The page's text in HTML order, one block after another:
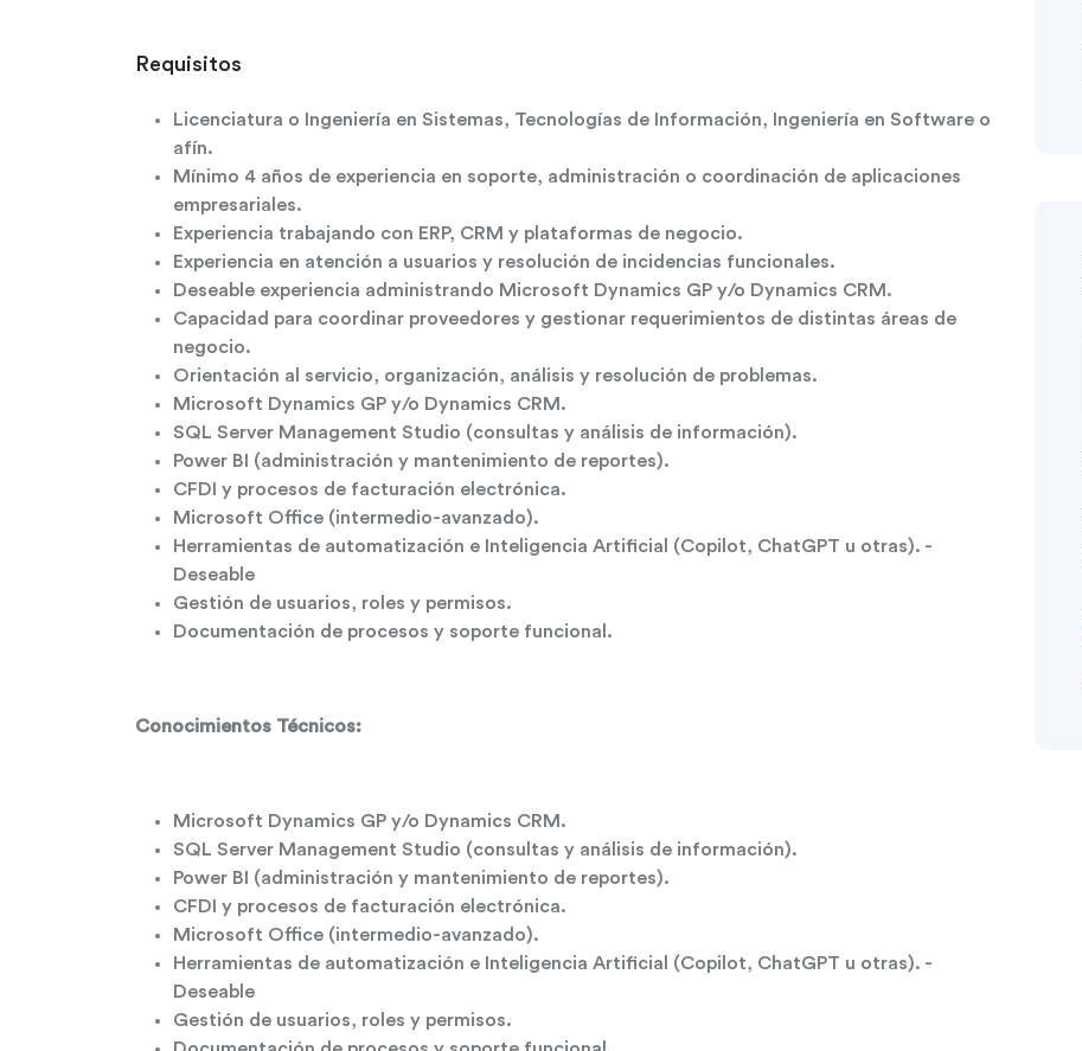
Requisitos
Licenciatura o Ingeniería en Sistemas, Tecnologías de Información, Ingeniería en Software o
afín.
Mínimo 4 años de experiencia en soporte, administración o coordinación de aplicaciones
empresariales.
Experiencia trabajando con ERP, CRM y plataformas de negocio.
Experiencia en atención a usuarios y resolución de incidencias funcionales.
Deseable experiencia administrando Microsoft Dynamics GP y/o Dynamics CRM.
Capacidad para coordinar proveedores y gestionar requerimientos de distintas áreas de
negocio.
Orientación al servicio, organización, análisis y resolución de problemas.
Microsoft Dynamics GP y/o Dynamics CRM.
SQL Server Management Studio (consultas y análisis de información).
Power BI (administración y mantenimiento de reportes).
CFDI y procesos de facturación electrónica.
Microsoft Office (intermedio-avanzado).
Herramientas de automatización e Inteligencia Artificial (Copilot, ChatGPT u otras). -
Deseable
Gestión de usuarios, roles y permisos.
Documentación de procesos y soporte funcional.
Conocimientos Técnicos:
Microsoft Dynamics GP y/o Dynamics CRM.
SQL Server Management Studio (consultas y análisis de información).
Power BI (administración y mantenimiento de reportes).
CFDI y procesos de facturación electrónica.
Microsoft Office (intermedio-avanzado).
Herramientas de automatización e Inteligencia Artificial (Copilot, ChatGPT u otras). -
Deseable
Gestión de usuarios, roles y permisos.